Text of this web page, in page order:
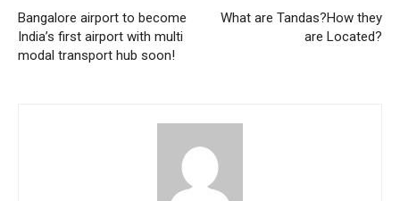
Bangalore airport to become
India’s first airport with multi
modal transport hub soon!
What are Tandas?How they
are Located?